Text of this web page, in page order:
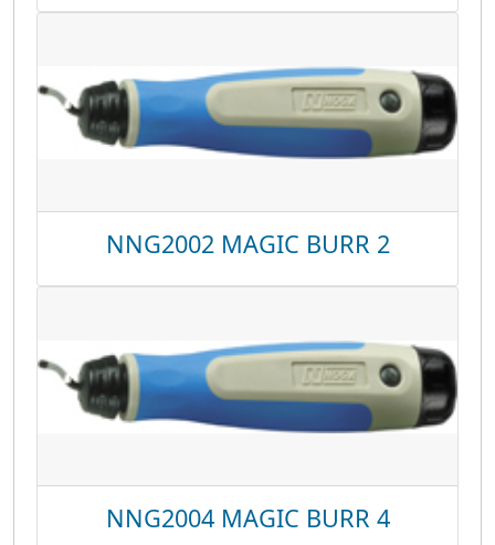
NNG2002 MAGIC BURR 2
NNG2004 MAGIC BURR 4